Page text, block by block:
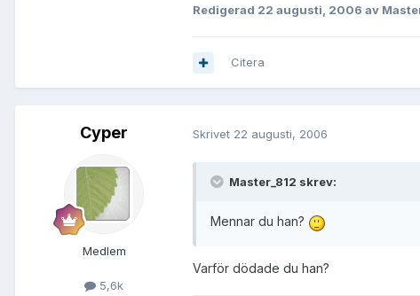
Redigerad 22 augusti, 2006 av
Citera
Cyper
Medlem
5,6k
Skrivet 22 augusti, 2006
Master_812 skrev:
Mennar du han?
Varför dödade du han?